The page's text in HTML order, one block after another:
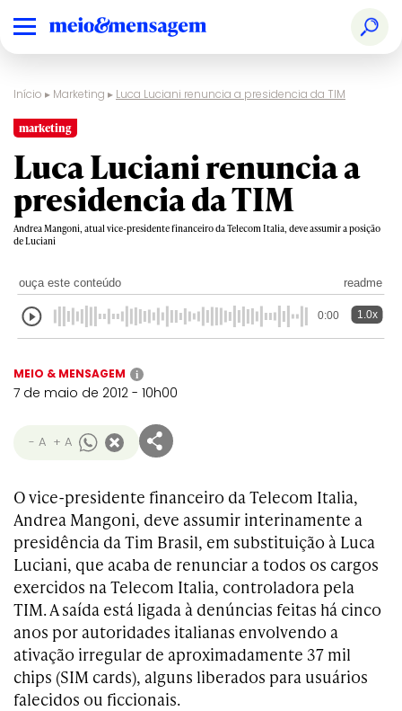
Início ▸ Marketing ▸ Luca Luciani renuncia a presidencia da TIM
marketing
Luca Luciani renuncia a
presidencia da TIM
Andrea Mangoni, atual vice-presidente financeiro da Telecom Italia, deve assumir a posição
de Luciani
ouça este conteúdo readme
0:00 1.0x
MEIO & MENSAGEM i
7 de maio de 2012 - 10h00
- A + A
O vice-presidente financeiro da Telecom Italia,
Andrea Mangoni, deve assumir interinamente a
presidência da Tim Brasil, em substituição à Luca
Luciani, que acaba de renunciar a todos os cargos
exercidos na Telecom Italia, controladora pela
TIM. A saída está ligada à denúncias feitas há cinco
anos por autoridades italianas envolvendo a
ativação irregular de aproximadamente 37 mil
chips (SIM cards), alguns liberados para usuários
falecidos ou ficcionais.